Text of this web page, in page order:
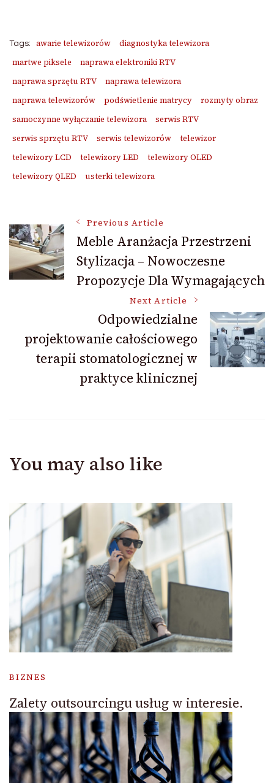
Tags: awarie telewizorów
diagnostyka telewizora
martwe piksele
naprawa elektroniki RTV
naprawa sprzętu RTV
naprawa telewizora
naprawa telewizorów
podświetlenie matrycy
rozmyty obraz
samoczynne wyłączanie telewizora
serwis RTV
serwis sprzętu RTV
serwis telewizorów
telewizor
telewizory LCD
telewizory LED
telewizory OLED
telewizory QLED
usterki telewizora
Post
Navigation
Previous Article
Meble Aranżacja Przestrzeni
Stylizacja – Nowoczesne
Propozycje Dla Wymagających
Next Article
Odpowiedzialne
projektowanie całościowego
terapii stomatologicznej w
praktyce klinicznej
You may also like
BIZNES
Zalety outsourcingu usług w interesie.